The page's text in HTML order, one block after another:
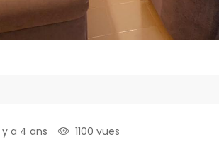
y a 4 ans 1100 vues